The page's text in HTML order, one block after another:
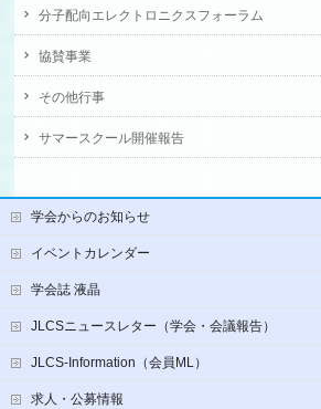
分子配向エレクトロニクスフォーラム
協賛事業
その他行事
サマースクール開催報告
学会からのお知らせ
イベントカレンダー
学会誌 液晶
JLCSニュースレター（学会・会議報告）
JLCS-Information（会員ML）
求人・公募情報